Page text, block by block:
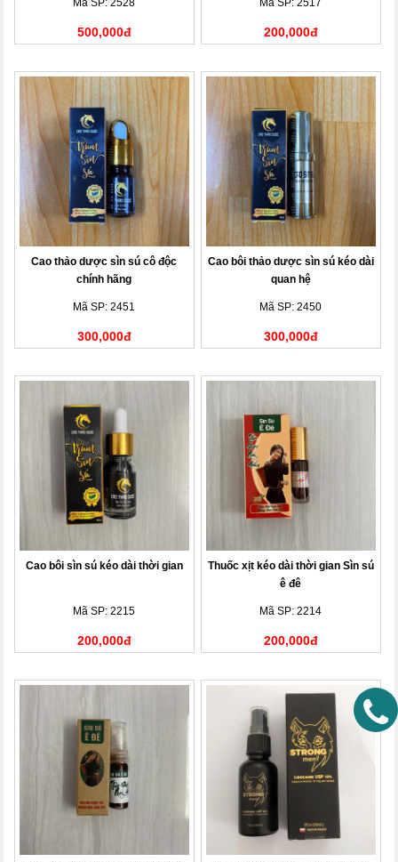
Mã SP: 2528
500,000đ
Mã SP: 2517
200,000đ
Cao thảo dược sìn sú cô độc
chính hãng
Mã SP: 2451
300,000đ
Cao bôi thảo dược sìn sú kéo dài
quan hệ
Mã SP: 2450
300,000đ
Cao bôi sìn sú kéo dài thời gian
Mã SP: 2215
200,000đ
Thuốc xịt kéo dài thời gian Sìn sú
ê đê
Mã SP: 2214
200,000đ